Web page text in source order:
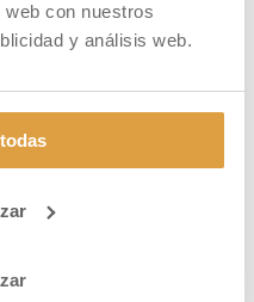
con nuestros
y análisis web.
descanso y su culto